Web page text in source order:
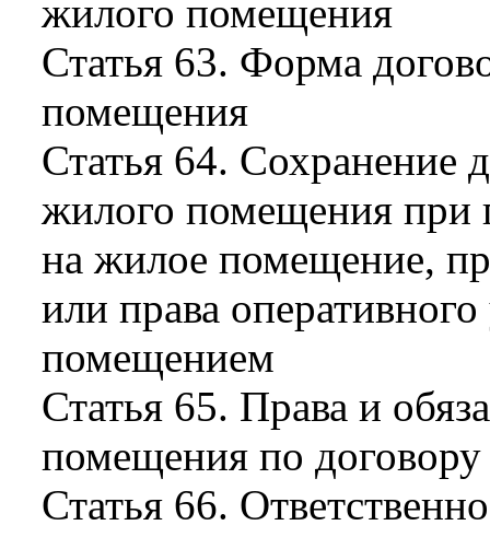
жилого помещения
Статья 63. Форма
помещения
Статья 64. Сохранение
жилого помещения при
на жилое помещение,
или права
помещением
Статья 65. Права и
помещения по
Статья 66.